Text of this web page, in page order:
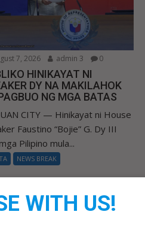
7, 2026 admin 3 0
HINIKAYAT NI
DY NA MAKILAHOK
NG MGA BATAS
CITY — Hinikayat ni House
Faustino “Bojie” G. Dy III
Pilipino mula...
NEWS BREAK
WITH US!